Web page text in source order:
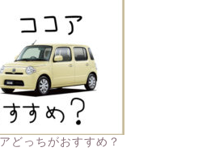
どっちがおすすめ？